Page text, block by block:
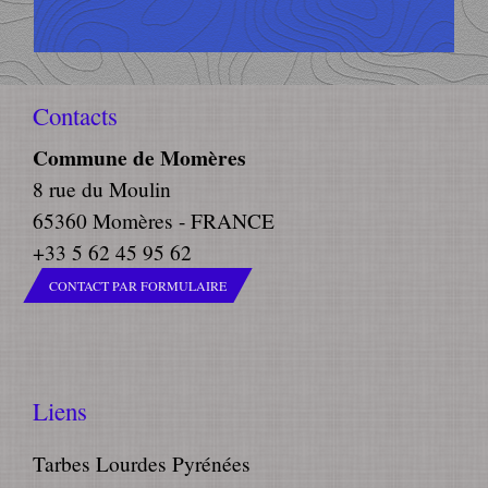
Contacts
Commune de Momères
8 rue du Moulin
65360 Momères - FRANCE
+33 5 62 45 95 62
CONTACT PAR FORMULAIRE
Liens
Tarbes Lourdes Pyrénées